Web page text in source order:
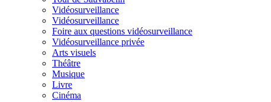
Vidéosurveillance
Vidéosurveillance
Foire aux questions vidéosurveillance
Vidéosurveillance privée
Arts visuels
Théâtre
Musique
Livre
Cinéma